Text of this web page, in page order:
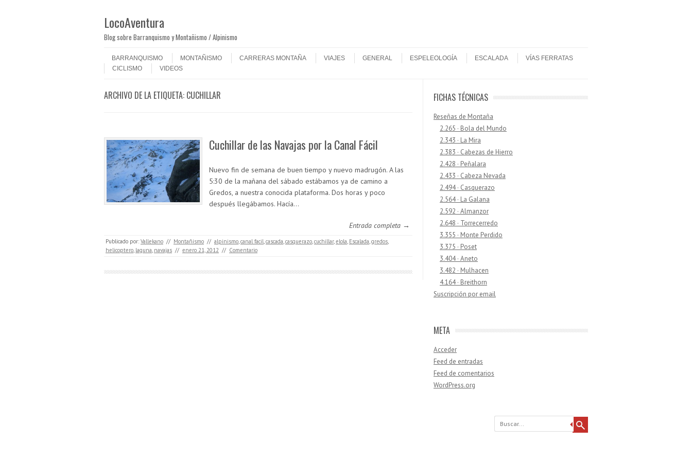
LocoAventura
Blog sobre Barranquismo y Montañismo / Alpinismo
Menú
BARRANQUISMO
MONTAÑISMO CARRERAS MONTAÑA VIAJES GENERAL ESPELEOLOGÍA ESCALADA
VÍAS FERRATAS
CICLISMO
VIDEOS
ARCHIVO DE LA ETIQUETA: CUCHILLAR
Cuchillar de las Navajas por la Canal Fácil
Nuevo fin de semana de buen tiempo y nuevo madrugón. A las
5:30 de la mañana del sábado estábamos ya de camino a
Gredos, a nuestra conocida plataforma. Dos horas y poco
después llegábamos. Hacía…
Entrada completa →
Publicado por: Vallekano // Montañismo // alpinismo,canal facil,cascada,casquerazo,cuchillar,elola, Escalada,gredos,
helicoptero, laguna, navajas // enero 21, 2012 // Comentario
FICHAS TÉCNICAS
Reseñas de Montaña
2.265 · Bola del Mundo
2.343 · La Mira
2.383 · Cabezas de Hierro
2.428 · Peñalara
2.433 · Cabeza Nevada
2.494 · Casquerazo
2.564 · La Galana
2.592 · Almanzor
2.648 · Torrecerredo
3.355 · Monte Perdido
3.375 · Poset
3.404 · Aneto
3.482 · Mulhacen
4.164 · Breithorn
Suscripción por email
META
Acceder
Feed de entradas
Feed de comentarios
WordPress.org